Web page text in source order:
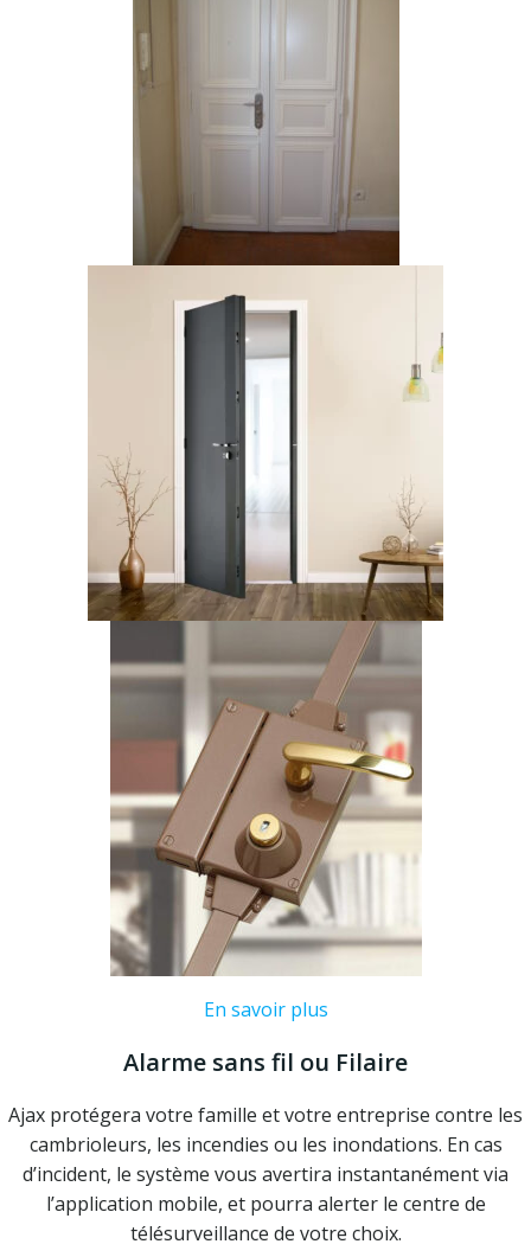
En savoir plus
Alarme sans fil ou Filaire
Ajax protégera votre famille et votre entreprise contre les
cambrioleurs, les incendies ou les inondations. En cas
d’incident, le système vous avertira instantanément via
l’application mobile, et pourra alerter le centre de
télésurveillance de votre choix.